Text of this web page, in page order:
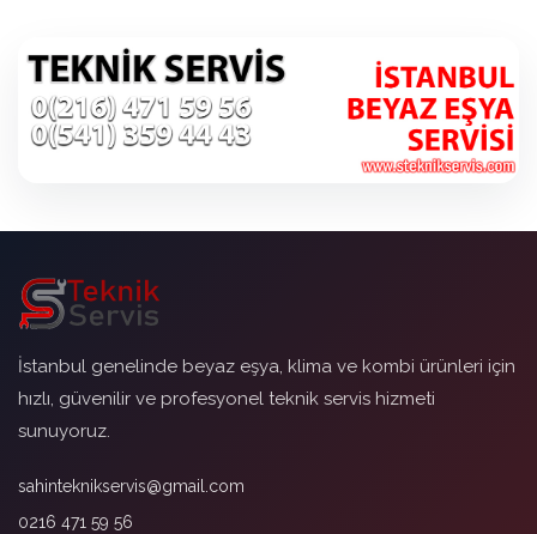
İstanbul genelinde beyaz eşya, klima ve kombi ürünleri için
hızlı, güvenilir ve profesyonel teknik servis hizmeti
sunuyoruz.
sahinteknikservis@gmail.com
0216 471 59 56